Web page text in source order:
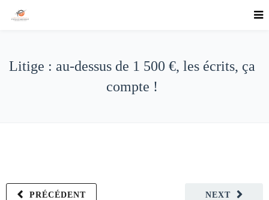
Litige : au-dessus de 1 500 €, les écrits, ça
compte !
NEXT
PRÉCÉDENT